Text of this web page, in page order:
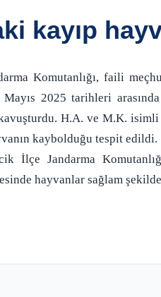
kayıp
Komutanlığı, faili
Mayıs 2025 tarihleri
H.A. ve M.K.
kaybolduğu tespit edildi.
İlçe Jandarma
hayvanlar sağlam